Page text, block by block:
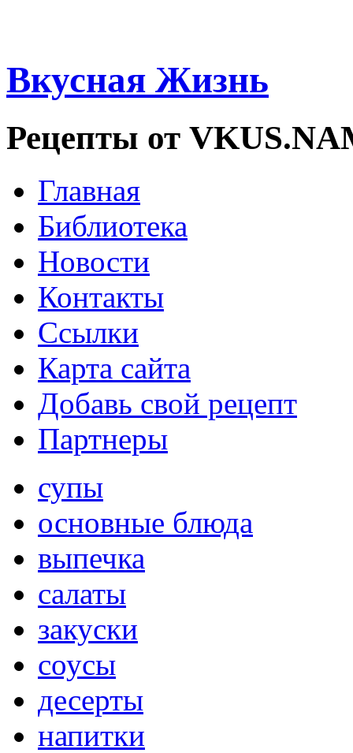
Вкусная Жизнь
Рецепты от
Главная
Библиотека
Новости
Контакты
Ссылки
Карта сайта
Добавь свой рецепт
Партнеры
супы
основные блюда
выпечка
салаты
закуски
соусы
десерты
напитки